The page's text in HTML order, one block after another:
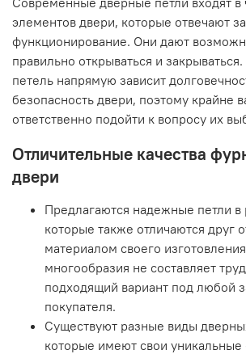
элементов двери, которые отвечают
функционирование. Они дают
правильно открываться и закрываться.
петель напрямую зависит
безопасность двери, поэтому крайне
ответственно подойти к вопросу их
Отличительные качества
двери
Предлагаются надежные петли в
которые также отличаются друг
материалом своего
многообразия не составляет
подходящий вариант под любой
покупателя.
Существуют разные виды
которые имеют свои уникальные